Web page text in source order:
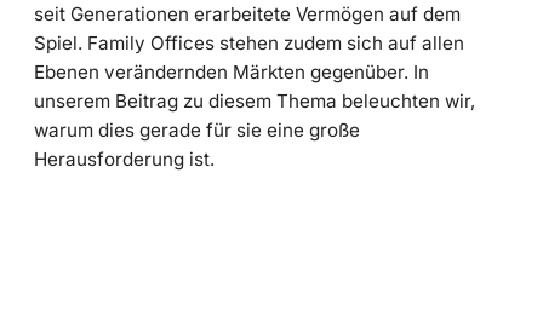
seit Generationen erarbeitete Vermögen auf dem
Spiel. Family Offices stehen zudem sich auf allen
Ebenen verändernden Märkten gegenüber. In
unserem Beitrag zu diesem Thema beleuchten wir,
warum dies gerade für sie eine große
Herausforderung ist.